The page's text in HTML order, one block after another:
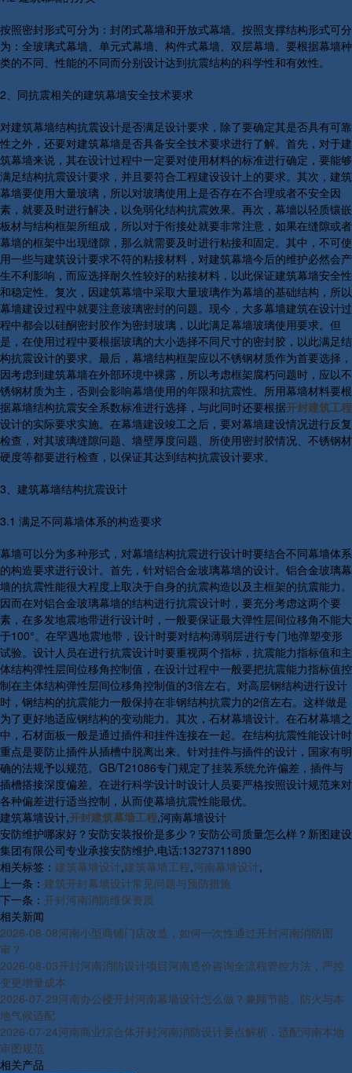
按照密封形式可分为：封闭式幕墙和开放式幕墙。按照支撑结构形式可分
为：全玻璃式幕墙、单元式幕墙、构件式幕墙、双层幕墙。要根据幕墙种
类的不同、性能的不同而分别设计达到抗震结构的科学性和有效性。
2、同抗震相关的建筑幕墙安全技术要求
对建筑幕墙结构抗震设计是否满足设计要求，除了要确定其是否具有可靠
性之外，还要对建筑幕墙是否具备安全技术要求进行了解。首先，对于建
筑幕墙来说，其在设计过程中一定要对使用材料的标准进行确定，要能够
满足结构抗震设计要求，并且要符合工程建设设计上的要求。其次，建筑
幕墙要使用大量玻璃，所以对玻璃使用上是否存在不合理或者不安全因
素，就要及时进行解决，以免弱化结构抗震效果。再次，幕墻以轻质镶嵌
板材与结构框架所组成，所以对于衔接处就要非常注意，如果在缝隙或者
幕墙的框架中出现缝隙，那么就需要及时进行粘接和固定。其中，不可使
用一些与建筑设计要求不符的粘接材料，对建筑幕墙今后的维护必然会产
生不利影响，而应选择耐久性较好的粘接材料，以此保证建筑幕墙安全性
和稳定性。复次，因建筑幕墙中采取大量玻璃作为幕墙的基础结构，所以
幕墙建设过程中就要注意玻璃密封的问题。现今，大多幕墙建筑在设计过
程中都会以硅酮密封胶作为密封玻璃，以此满足幕墙玻璃使用要求。但
是，在使用过程中要根据玻璃的大小选择不同尺寸的密封胶，以此满足结
构抗震设计的要求。最后，幕墙结构框架应以不锈钢材质作为首要选择，
因考虑到建筑幕墙在外部环境中裸露，所以考虑框架腐朽问题时，应以不
锈钢材质为主，否则会影响幕墙使用的年限和抗震性。所用幕墙材料要根
据幕墙结构抗震安全系数标准进行选择，与此同时还要根据开封建筑工程
设计的实际要求实施。在幕墙建设竣工之后，要对幕墙建设情况进行反复
检查，对其玻璃缝隙问题、墙壁厚度问题、所使用密封胶情况、不锈钢材
硬度等都要进行检查，以保证其达到结构抗震设计要求。
3、建筑幕墙结构抗震设计
3.1 满足不同幕墙体系的构造要求
幕墙可以分为多种形式，对幕墙结构抗震进行设计时要结合不同幕墙体系
的构造要求进行设计。首先，针对铝合金玻璃幕墙的设计。铝合金玻璃幕
墙的抗震性能很大程度上取决于自身的抗震构造以及主框架的抗震能力。
因而在对铝合金玻璃幕墙的结构进行抗震设计时，要充分考虑这两个要
素，在多发地震地带进行设计时，一般要保证最大弹性层间位移角不能大
于100°。在罕遇地震地带，设计时要对结构薄弱层进行专门地弹塑变形
试验。设计人员在进行抗震设计时要重视两个指标，抗震能力指标值和主
体结构弹性层间位移角控制值，在设计过程中一般要把抗震能力指标值控
制在主体结构弹性层间位移角控制值的3倍左右。对高层钢结构进行设计
时，钢结构的抗震能力一般保持在非钢结构抗震力的2倍左右。这样做是
为了更好地适应钢结构的变动能力。其次，石材幕墙设计。在石材幕墙之
中，石材面板一般是通过插件和挂件连接在一起。在结构抗震性能设计时
重点是要防止插件从插槽中脱离出来。针对挂件与插件的设计，国家有明
确的法规予以规范。GB/T21086专门规定了挂装系统允许偏差，插件与
插槽搭接深度偏差。在进行科学设计时设计人员要严格按照设计规范来对
各种偏差进行适当控制，从而使幕墙抗震性能最优。
建筑幕墙设计,开封建筑幕墙工程,河南幕墙设计
安防维护哪家好？安防安装报价是多少？安防公司质量怎么样？新图建设
集团有限公司专业承接安防维护,电话:13273711890
相关标签： 建筑幕墙设计,建筑幕墙工程,河南幕墙设计,
上一条： 建筑开封幕墙设计常见问题与预防措施
下一条： 开封河南消防维保资质
相关新闻
2026-08-08河南小型商铺门店改造，如何一次性通过开封河南消防图
审？
2026-08-03开封河南消防设计项目河南造价咨询全流程管控方法，严控
变更增量成本
2026-07-29河南办公楼开封河南幕墙设计怎么做？兼顾节能、防火与本
地气候适配
2026-07-24河南商业综合体开封河南消防设计要点解析，适配河南本地
审图规范
相关产品